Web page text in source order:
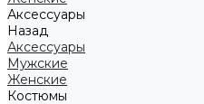
Аксессуары
Назад
Аксессуары
Мужские
Женские
Костюмы